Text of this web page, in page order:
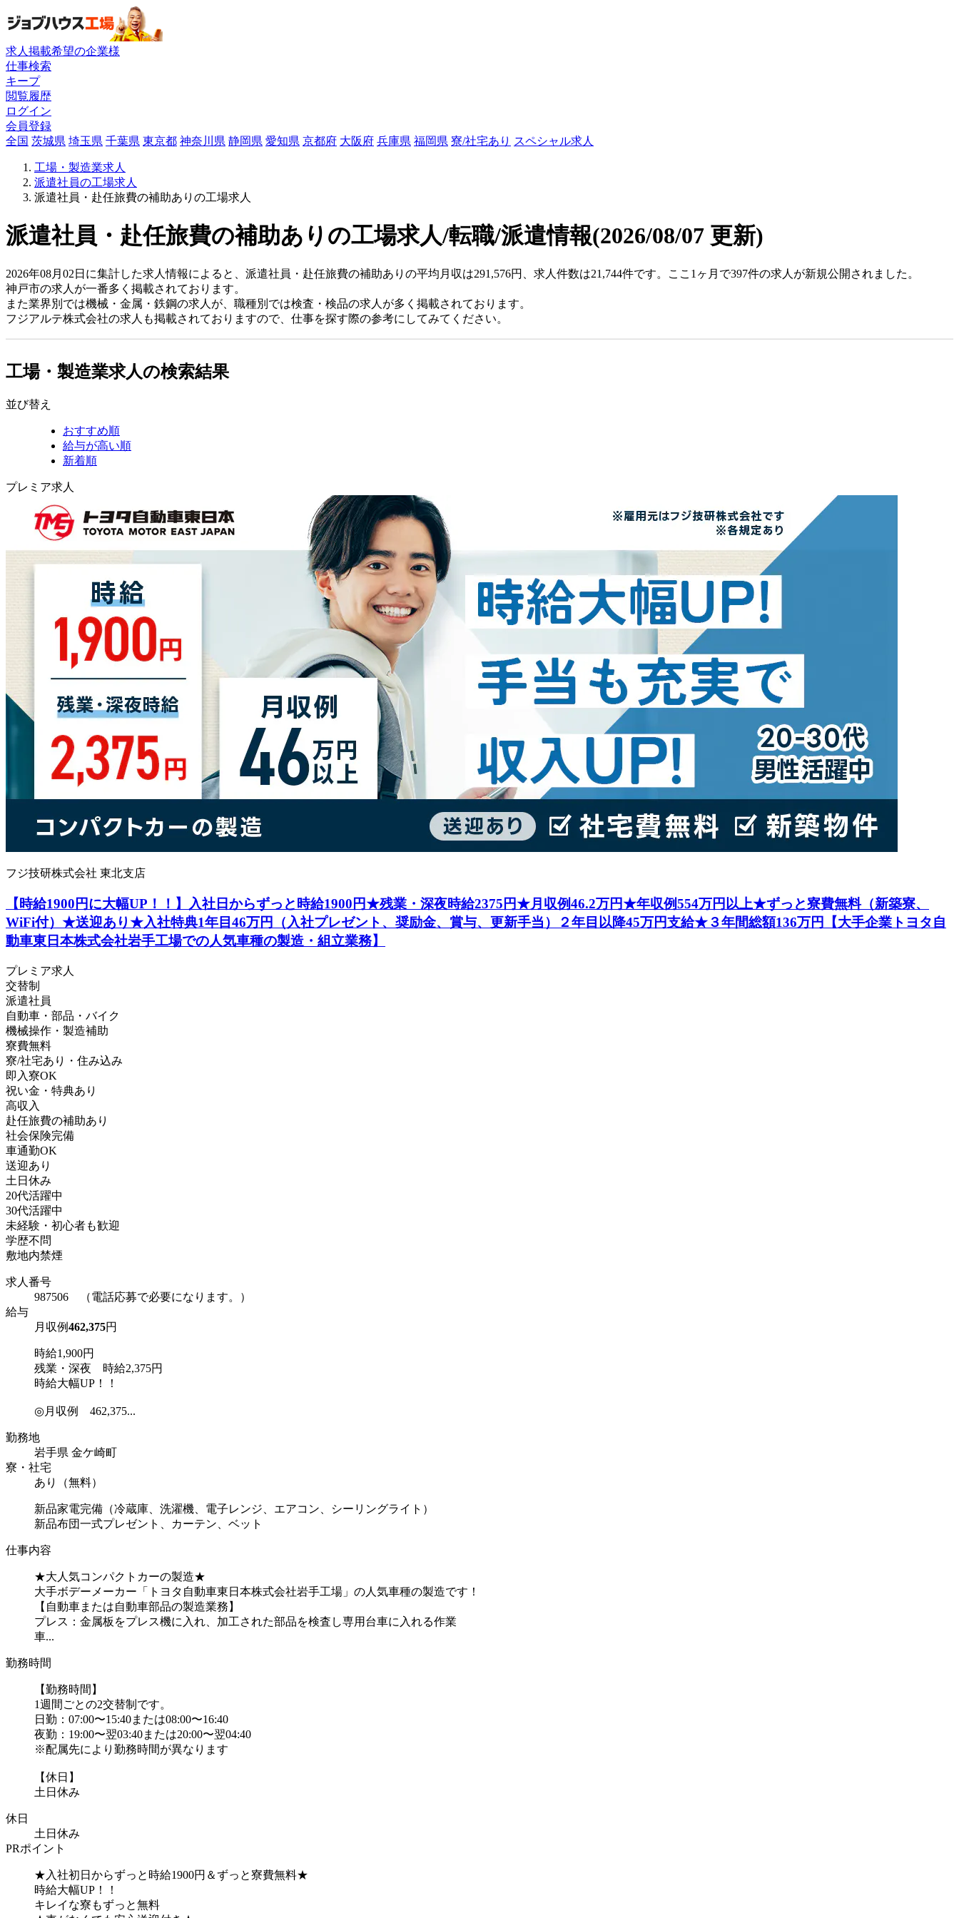
求人掲載希望の企業様
仕事検索
キープ
閲覧履歴
ログイン
会員登録
全国 茨城県 埼玉県 千葉県 東京都 神奈川県 静岡県 愛知県 京都府 大阪府 兵庫県 福岡県 寮/社宅あり スペシャル求人
工場・製造業求人
派遣社員の工場求人
派遣社員・赴任旅費の補助ありの工場求人
派遣社員・赴任旅費の補助ありの工場求人/転職/派遣情報(2026/08/07 更新)
2026年08月02日に集計した求人情報によると、派遣社員・赴任旅費の補助ありの平均月収は291,576円、求人件数は21,744件です。ここ1ヶ月で397件の求人が新規公開されました。
神戸市の求人が一番多く掲載されております。
また業界別では機械・金属・鉄鋼の求人が、職種別では検査・検品の求人が多く掲載されております。
フジアルテ株式会社の求人も掲載されておりますので、仕事を探す際の参考にしてみてください。
工場・製造業求人の検索結果
並び替え
おすすめ順
給与が高い順
新着順
プレミア求人
フジ技研株式会社 東北支店
【時給1900円に大幅UP！！】入社日からずっと時給1900円★残業・深夜時給2375円★月収例46.2万円★年収例554万円以上★ずっと寮費無料（新築寮、
WiFi付）★送迎あり★入社特典1年目46万円（入社プレゼント、奨励金、賞与、更新手当）２年目以降45万円支給★３年間総額136万円【大手企業トヨタ自
動車東日本株式会社岩手工場での人気車種の製造・組立業務】
プレミア求人
交替制
派遣社員
自動車・部品・バイク
機械操作・製造補助
寮費無料
寮/社宅あり・住み込み
即入寮OK
祝い金・特典あり
高収入
赴任旅費の補助あり
社会保険完備
車通勤OK
送迎あり
土日休み
20代活躍中
30代活躍中
未経験・初心者も歓迎
学歴不問
敷地内禁煙
求人番号
987506 （電話応募で必要になります。）
給与
月収例462,375円
時給1,900円
残業・深夜 時給2,375円
時給大幅UP！！
◎月収例 462,375...
勤務地
岩手県 金ケ崎町
寮・社宅
あり（無料）
新品家電完備（冷蔵庫、洗濯機、電子レンジ、エアコン、シーリングライト）
新品布団一式プレゼント、カーテン、ベット
仕事内容
★大人気コンパクトカーの製造★
大手ボデーメーカー「トヨタ自動車東日本株式会社岩手工場」の人気車種の製造です！
【自動車または自動車部品の製造業務】
プレス：金属板をプレス機に入れ、加工された部品を検査し専用台車に入れる作業
車...
勤務時間
【勤務時間】
1週間ごとの2交替制です。
日勤：07:00〜15:40または08:00〜16:40
夜勤：19:00〜翌03:40または20:00〜翌04:40
※配属先により勤務時間が異なります
【休日】
土日休み
休日
土日休み
PRポイント
★入社初日からずっと時給1900円＆ずっと寮費無料★
時給大幅UP！！
キレイな寮もずっと無料